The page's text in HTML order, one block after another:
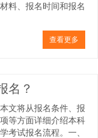
料、报名时间和报名
查看更多
名？
文将从报名条件、报
等方面详细介绍本科
考试报名流程。一、